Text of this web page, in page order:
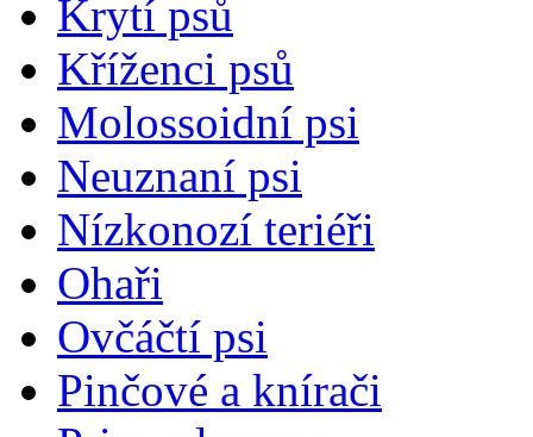
Krytí psů
Kříženci psů
Molossoidní psi
Neuznaní psi
Nízkonozí teriéři
Ohaři
Ovčáčtí psi
Pinčové a knírači